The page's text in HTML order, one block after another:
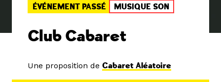
ÉVÉNEMENT PASSÉ MUSIQUE SON
Club Cabaret
Une proposition de Cabaret Aléatoire